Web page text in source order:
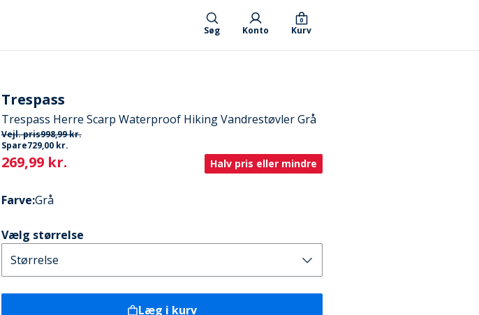
Søg Konto Kurv
0
Trespass
Trespass Herre Scarp Waterproof Hiking Vandrestøvler Grå
Vejl. pris998,99 kr.
Spare729,00 kr.
Current
269,99 kr. Halv pris eller mindre
Farve:Grå
Vælg størrelse
Læg i kurv